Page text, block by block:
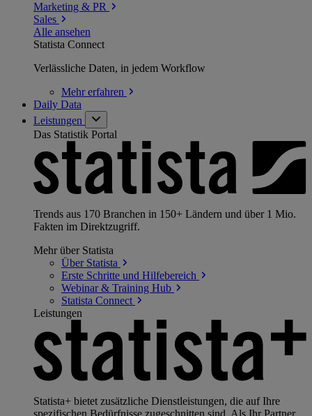
Marketing & PR
Sales
Alle ansehen
Statista Connect
Verlässliche Daten, in jedem Workflow
Mehrerfahren
Daily Data
Leistungen
Das Statistik Portal
Trends aus 170 Branchen in 150+ Ländern und über 1 Mio.
Fakten im Direktzugriff.
Mehr über Statista
Über Statista
Erste Schritte und Hilfebereich
Webinar & Training Hub
Statista Connect
Leistungen
Statista+ bietet zusätzliche Dienstleistungen, die auf Ihre
spezifischen Bedürfnisse zugeschnitten sind. Als Ihr Partner